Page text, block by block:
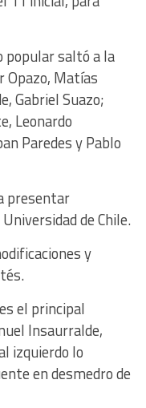
popular saltó a la
Opazo, Matías
Gabriel Suazo;
Leonardo
Paredes y Pablo
presentar
de Chile.
y
el principal
Insaurralde,
izquierdo lo
en desmedro de